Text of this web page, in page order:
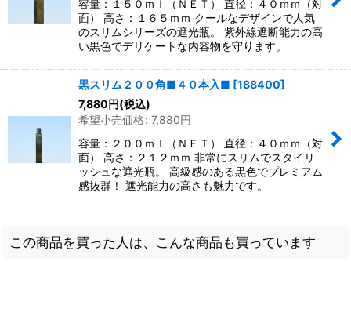
容量：１５０ｍｌ（ＮＥＴ） 直径：４０ｍｍ（対
面） 高さ：１６５ｍｍ クールなデザインで人気
のスリムシリーズの遮光瓶。 紫外線遮断能力の高
い黒色でデリケートな内容物を守ります。
黒スリム２００角■４０本入■ [188400]
7,880円(税込)
希望小売価格: 7,880円
容量：２００ｍｌ（ＮＥＴ） 直径：４０ｍｍ（対
面） 高さ：２１２ｍｍ 非常にスリムでスタイリ
ッシュな遮光瓶。 高級感のある黒色でプレミアム
感抜群！ 遮光能力の高さも魅力です。
この商品を買った人は、こんな商品も買っています